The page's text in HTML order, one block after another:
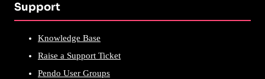
Support
Knowledge Base
Raise a Support Ticket
Pendo User Groups